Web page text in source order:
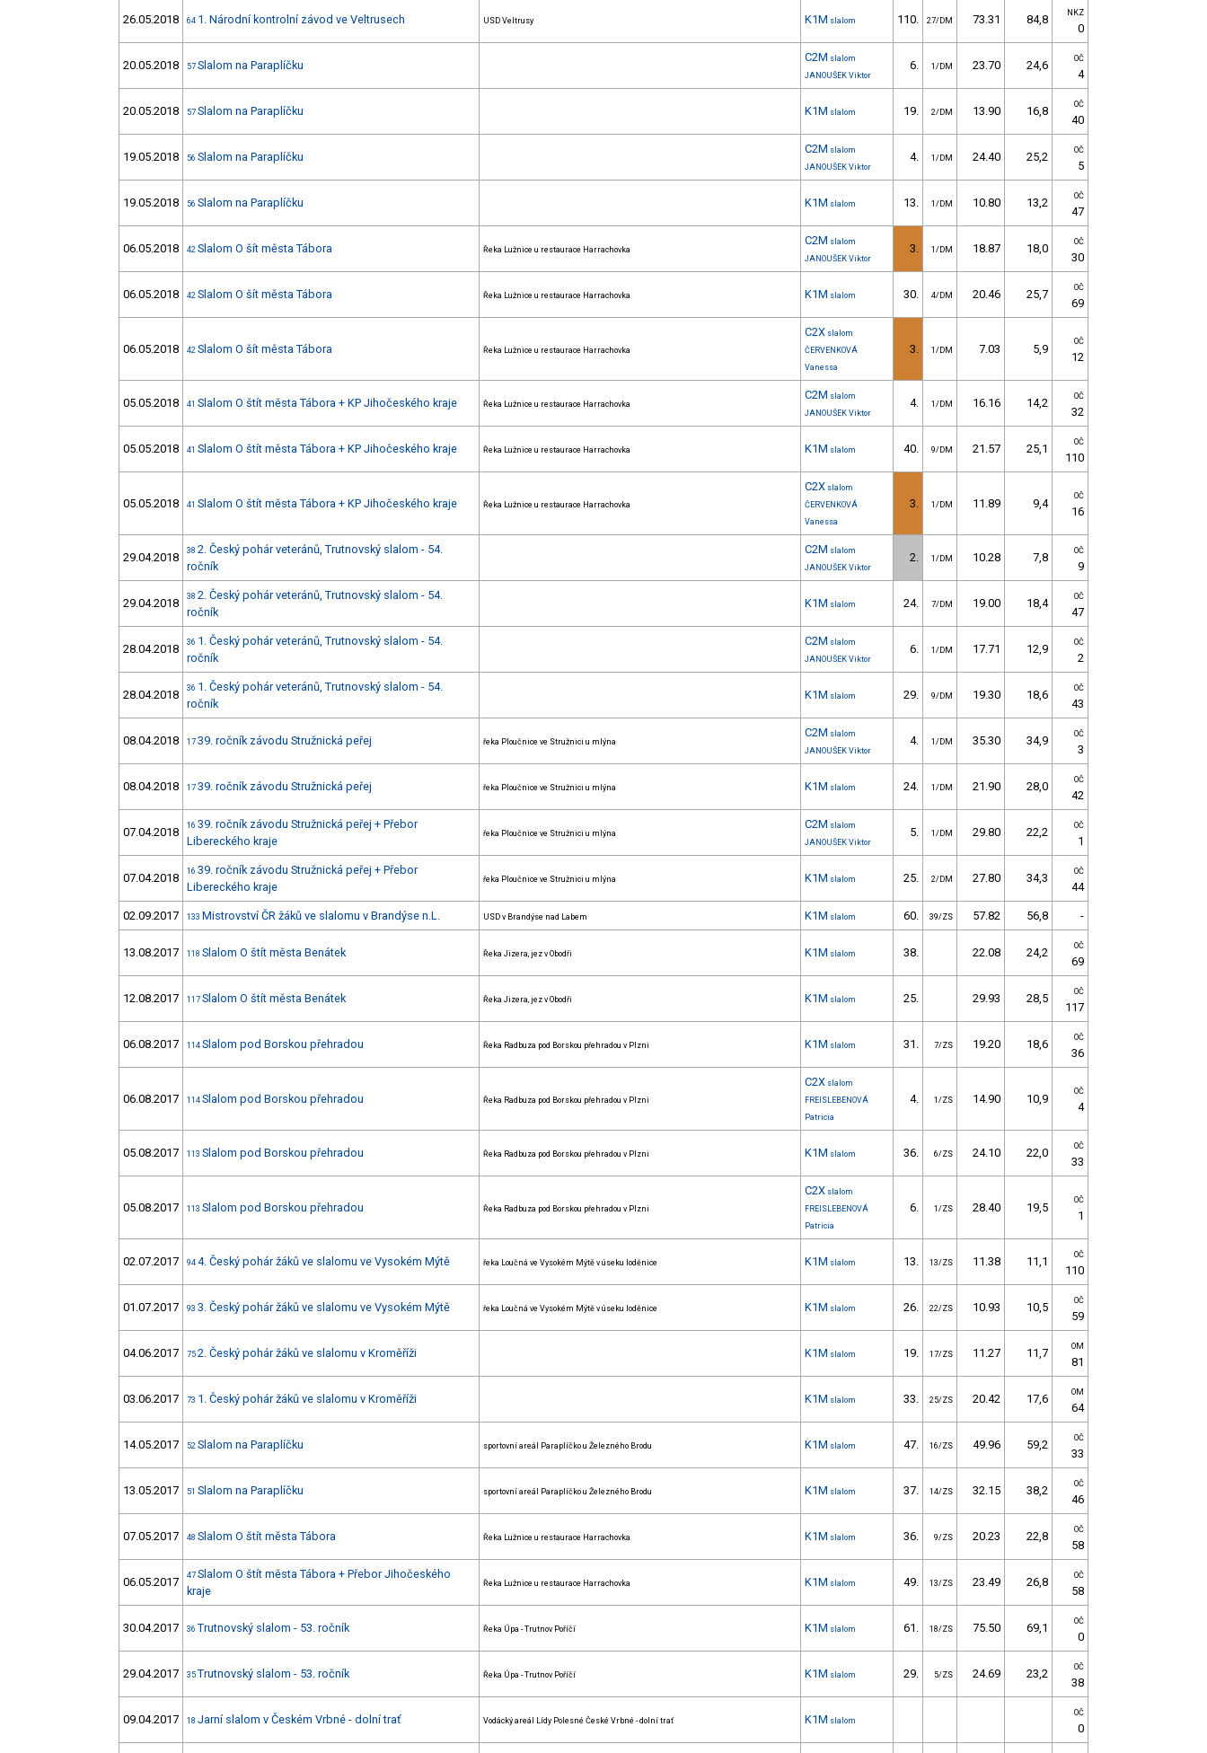
26.05.2018 64 1. Národní kontrolní závod ve Veltrusech USD Veltrusy K1M slalom 110. 27/DM 73.31 84,8 NKZ
0
20.05.2018 57 Slalom na Paraplíčku
C2M slalom
JANOUŠEK Viktor
6. 1/DM 23.70 24,6 OČ
4
20.05.2018 57 Slalom na Paraplíčku K1M slalom 19. 2/DM 13.90 16,8 OČ
40
19.05.2018 56 Slalom na Paraplíčku
C2M slalom
JANOUŠEK Viktor
4. 1/DM 24.40 25,2 OČ
5
19.05.2018 56 Slalom na Paraplíčku K1M slalom 13. 1/DM 10.80 13,2 OČ
47
06.05.2018 42 Slalom O šít města Tábora Řeka Lužnice u restaurace Harrachovka
C2M slalom
JANOUŠEK Viktor
3. 1/DM 18.87 18,0 OČ
30
06.05.2018 42 Slalom O šít města Tábora Řeka Lužnice u restaurace Harrachovka K1M slalom 30. 4/DM 20.46 25,7 OČ
69
06.05.2018 42 Slalom O šít města Tábora Řeka Lužnice u restaurace Harrachovka
C2X slalom
ČERVENKOVÁ
Vanessa
3. 1/DM 7.03 5,9
OČ
12
05.05.2018 41 Slalom O štít města Tábora + KP Jihočeského kraje Řeka Lužnice u restaurace Harrachovka
C2M slalom
JANOUŠEK Viktor
4. 1/DM 16.16 14,2 OČ
32
05.05.2018 41 Slalom O štít města Tábora + KP Jihočeského kraje Řeka Lužnice u restaurace Harrachovka K1M slalom 40. 9/DM 21.57 25,1 OČ
110
05.05.2018 41 Slalom O štít města Tábora + KP Jihočeského kraje Řeka Lužnice u restaurace Harrachovka
C2X slalom
ČERVENKOVÁ
Vanessa
3. 1/DM 11.89 9,4
OČ
16
29.04.2018 38 2. Český pohár veteránů, Trutnovský slalom - 54.
ročník
C2M slalom
JANOUŠEK Viktor
2. 1/DM 10.28 7,8 OČ
9
29.04.2018 38 2. Český pohár veteránů, Trutnovský slalom - 54.
ročník
K1M slalom 24. 7/DM 19.00 18,4 OČ
47
28.04.2018 36 1. Český pohár veteránů, Trutnovský slalom - 54.
ročník
C2M slalom
JANOUŠEK Viktor
6. 1/DM 17.71 12,9 OČ
2
28.04.2018 36 1. Český pohár veteránů, Trutnovský slalom - 54.
ročník
K1M slalom 29. 9/DM 19.30 18,6 OČ
43
08.04.2018 17 39. ročník závodu Stružnická peřej řeka Ploučnice ve Stružnici u mlýna
C2M slalom
JANOUŠEK Viktor
4. 1/DM 35.30 34,9 OČ
3
08.04.2018 17 39. ročník závodu Stružnická peřej řeka Ploučnice ve Stružnici u mlýna K1M slalom 24. 1/DM 21.90 28,0 OČ
42
07.04.2018 16 39. ročník závodu Stružnická peřej + Přebor
Libereckého kraje
řeka Ploučnice ve Stružnici u mlýna
C2M slalom
JANOUŠEK Viktor
5. 1/DM 29.80 22,2 OČ
1
07.04.2018 16 39. ročník závodu Stružnická peřej + Přebor
Libereckého kraje
řeka Ploučnice ve Stružnici u mlýna K1M slalom 25. 2/DM 27.80 34,3 OČ
44
02.09.2017 133 Mistrovství ČR žáků ve slalomu v Brandýse n.L. USD v Brandýse nad Labem K1M slalom 60. 39/ZS 57.82 56,8 -
13.08.2017 118 Slalom O štít města Benátek Řeka Jizera, jez v Obodři K1M slalom 38. 22.08 24,2 OČ
69
12.08.2017 117 Slalom O štít města Benátek Řeka Jizera, jez v Obodři K1M slalom 25. 29.93 28,5 OČ
117
06.08.2017 114 Slalom pod Borskou přehradou Řeka Radbuza pod Borskou přehradou v Plzni K1M slalom 31. 7/ZS 19.20 18,6 OČ
36
06.08.2017 114 Slalom pod Borskou přehradou Řeka Radbuza pod Borskou přehradou v Plzni
C2X slalom
FREISLEBENOVÁ
Patricia
4. 1/ZS 14.90 10,9
OČ
4
05.08.2017 113 Slalom pod Borskou přehradou Řeka Radbuza pod Borskou přehradou v Plzni K1M slalom 36. 6/ZS 24.10 22,0 OČ
33
05.08.2017 113 Slalom pod Borskou přehradou Řeka Radbuza pod Borskou přehradou v Plzni
C2X slalom
FREISLEBENOVÁ
Patricia
6. 1/ZS 28.40 19,5
OČ
1
02.07.2017 94 4. Český pohár žáků ve slalomu ve Vysokém Mýtě řeka Loučná ve Vysokém Mýtě v úseku loděnice K1M slalom 13. 13/ZS 11.38 11,1 OČ
110
01.07.2017 93 3. Český pohár žáků ve slalomu ve Vysokém Mýtě řeka Loučná ve Vysokém Mýtě v úseku loděnice K1M slalom 26. 22/ZS 10.93 10,5 OČ
59
04.06.2017 75 2. Český pohár žáků ve slalomu v Kroměříži K1M slalom 19. 17/ZS 11.27 11,7 OM
81
03.06.2017 73 1. Český pohár žáků ve slalomu v Kroměříži K1M slalom 33. 25/ZS 20.42 17,6 OM
64
14.05.2017 52 Slalom na Paraplíčku sportovní areál Paraplíčko u Železného Brodu K1M slalom 47. 16/ZS 49.96 59,2 OČ
33
13.05.2017 51 Slalom na Paraplíčku sportovní areál Paraplíčko u Železného Brodu K1M slalom 37. 14/ZS 32.15 38,2 OČ
46
07.05.2017 48 Slalom O štít města Tábora Řeka Lužnice u restaurace Harrachovka K1M slalom 36. 9/ZS 20.23 22,8 OČ
58
06.05.2017 47 Slalom O štít města Tábora + Přebor Jihočeského
kraje
Řeka Lužnice u restaurace Harrachovka K1M slalom 49. 13/ZS 23.49 26,8 OČ
58
30.04.2017 36 Trutnovský slalom - 53. ročník Řeka Úpa - Trutnov Poříčí K1M slalom 61. 18/ZS 75.50 69,1 OČ
0
29.04.2017 35 Trutnovský slalom - 53. ročník Řeka Úpa - Trutnov Poříčí K1M slalom 29. 5/ZS 24.69 23,2 OČ
38
09.04.2017 18 Jarní slalom v Českém Vrbné - dolní trať Vodácký areál Lídy Polesné České Vrbné - dolní trať K1M slalom
OČ
0